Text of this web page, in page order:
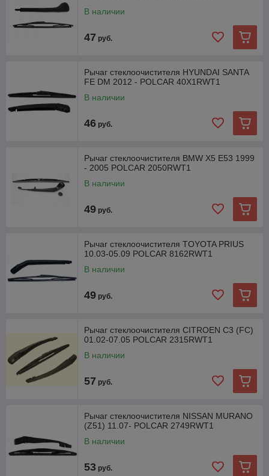
В наличии
47 руб.
Рычаг стеклоочистителя HYUNDAI SANTA
FE DM 2012 - POLCAR 40X1RWT1
В наличии
46 руб.
Рычаг стеклоочистителя BMW X5 E53 1999
- 2005 POLCAR 2050RWT1
В наличии
49 руб.
Рычаг стеклоочистителя TOYOTA PRIUS
10.03-05.09 POLCAR 8162RWT1
В наличии
49 руб.
Рычаг стеклоочистителя CITROEN C3 (FC)
01.02-07.05 POLCAR 2315RWT1
В наличии
57 руб.
Рычаг стеклоочистителя NISSAN MURANO
(Z51) 11.07- POLCAR 2749RWT1
В наличии
53 руб.